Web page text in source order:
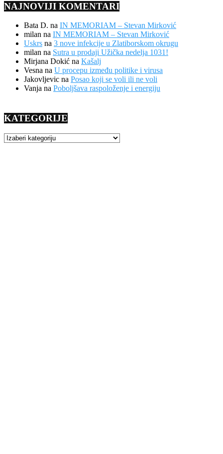
NAJNOVIJI KOMENTARI
Bata D. na IN MEMORIAM – Stevan Mirković
milan na IN MEMORIAM – Stevan Mirković
Uskrs na 3 nove infekcije u Zlatiborskom okrugu
milan na Sutra u prodaji Užička nedelja 1031!
Mirjana Dokić na Kašalj
Vesna na U procepu između politike i virusa
Jakovljevic na Posao koji se voli ili ne voli
Vanja na Poboljšava raspoloženje i energiju
KATEGORIJE
KATEGORIJE